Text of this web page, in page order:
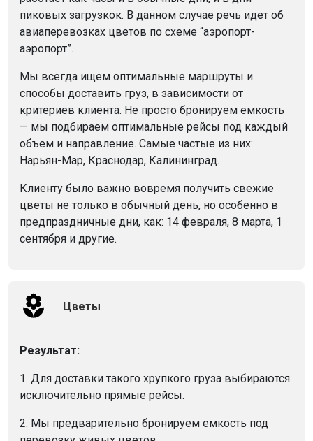
пиковых загрузкок. В данном случае речь идет об
авиаперевозках цветов по схеме “аэропорт-
аэропорт”.
Мы всегда ищем оптимальные маршруты и
способы доставить груз, в зависимости от
критериев клиента. Не просто бронируем емкость
— мы подбираем оптимальные рейсы под каждый
объем и направление. Самые частые из них:
Нарьян-Мар, Краснодар, Калининград.
Клиенту было важно вовремя получить свежие
цветы не только в обычный день, но особенно в
предпраздничные дни, как: 14 февраля, 8 марта, 1
сентября и другие.
Цветы
Результат:
1. Для доставки такого хрупкого груза выбираются
исключительно прямые рейсы.
2. Мы предварительно бронируем емкость под